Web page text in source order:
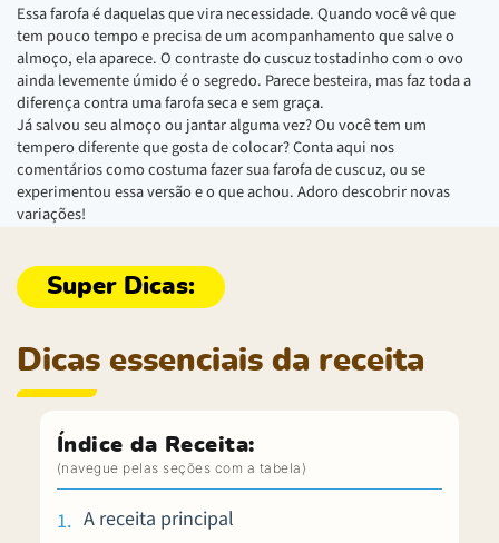
Essa farofa é daquelas que vira necessidade. Quando você vê que
tem pouco tempo e precisa de um acompanhamento que salve o
almoço, ela aparece. O contraste do cuscuz tostadinho com o ovo
ainda levemente úmido é o segredo. Parece besteira, mas faz toda a
diferença contra uma farofa seca e sem graça.
Já salvou seu almoço ou jantar alguma vez? Ou você tem um
tempero diferente que gosta de colocar? Conta aqui nos
comentários como costuma fazer sua farofa de cuscuz, ou se
experimentou essa versão e o que achou. Adoro descobrir novas
variações!
Dicas essenciais da receita
Índice da Receita:
A receita principal